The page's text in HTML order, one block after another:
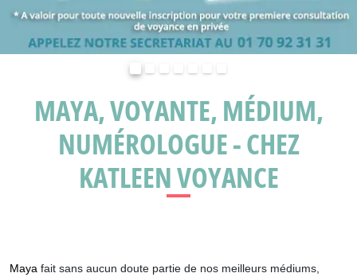
MAYA, VOYANTE, MÉDIUM,
NUMÉROLOGUE - CHEZ
KATLEEN VOYANCE
Maya fait sans aucun doute partie de nos meilleurs médiums,